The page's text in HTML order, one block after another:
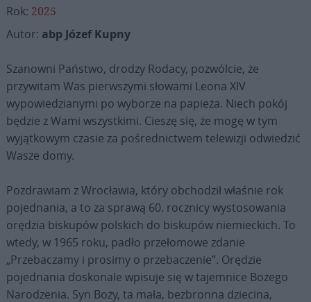
Rok: 2025
Autor: abp Józef Kupny
Szanowni Państwo, drodzy Rodacy, pozwólcie, że
przywitam Was pierwszymi słowami Leona XIV
wypowiedzianymi po wyborze na papieża. Niech pokój
będzie z Wami wszystkimi. Cieszę się, że mogę w tym
wyjątkowym czasie za pośrednictwem telewizji odwiedzić
Wasze domy.
Pozdrawiam z Wrocławia, który obchodził właśnie rok
pojednania, a to za sprawą 60. rocznicy wystosowania
orędzia biskupów polskich do biskupów niemieckich. To
wtedy, w 1965 roku, padło przełomowe zdanie
„Przebaczamy i prosimy o przebaczenie”. Orędzie
pojednania doskonale wpisuje się w tajemnice Bożego
Narodzenia. Syn Boży, ta mała, bezbronna dziecina,